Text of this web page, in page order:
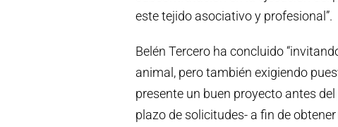
este tejido asociativo y profesional”.
Belén Tercero ha concluido
animal, pero también exigiendo
presente un buen proyecto antes
plazo de solicitudes- a fin de